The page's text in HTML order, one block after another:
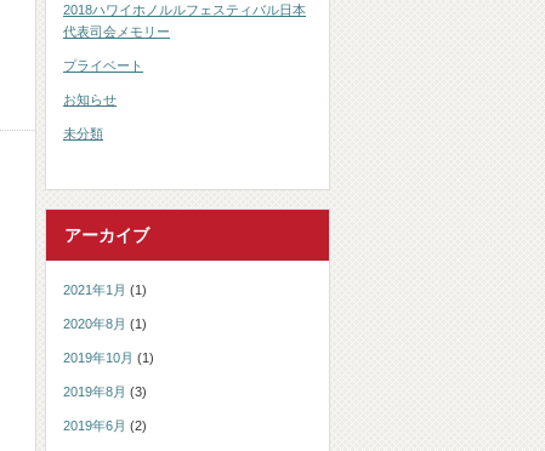
2018ハワイホノルルフェスティバル日本
代表司会メモリー
プライベート
お知らせ
未分類
アーカイブ
2021年1月 (1)
2020年8月 (1)
2019年10月 (1)
2019年8月 (3)
2019年6月 (2)